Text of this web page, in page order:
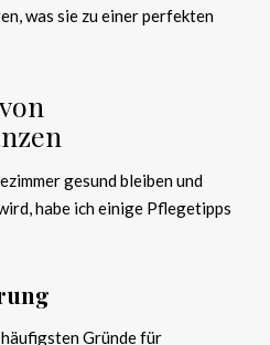
was sie zu einer perfekten
gesund bleiben und
habe ich einige Pflegetipps
Gründe für